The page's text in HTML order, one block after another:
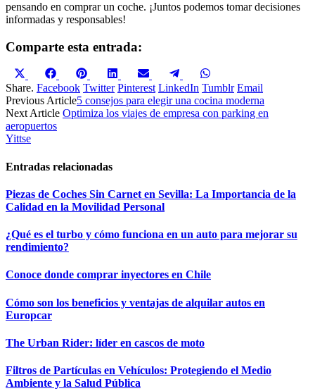
pensando en comprar un coche. ¡Juntos podemos tomar decisiones
informadas y responsables!
Comparte esta entrada:
Compartir
en
(Twitter)
Compartir
en
FacebookCompartir
en
Pinterest Compartir
en
LinkedInCompartir
en
Email
Compartir
en
Telegram
en
Share. Facebook Twitter Pinterest LinkedIn Tumblr Email
Previous Article5 consejos para elegir una cocina moderna
Next Article Optimiza los viajes de empresa con parking en
aeropuertos
Yittse
Entradas relacionadas
Piezas de Coches Sin Carnet en Sevilla: La Importancia de la
Calidad en la Movilidad Personal
¿Qué es el turbo y cómo funciona en un auto para mejorar su
rendimiento?
Conoce donde comprar inyectores en Chile
Cómo son los beneficios y ventajas de alquilar autos en
Europcar
The Urban Rider: líder en cascos de moto
Filtros de Partículas en Vehículos: Protegiendo el Medio
Ambiente y la Salud Pública